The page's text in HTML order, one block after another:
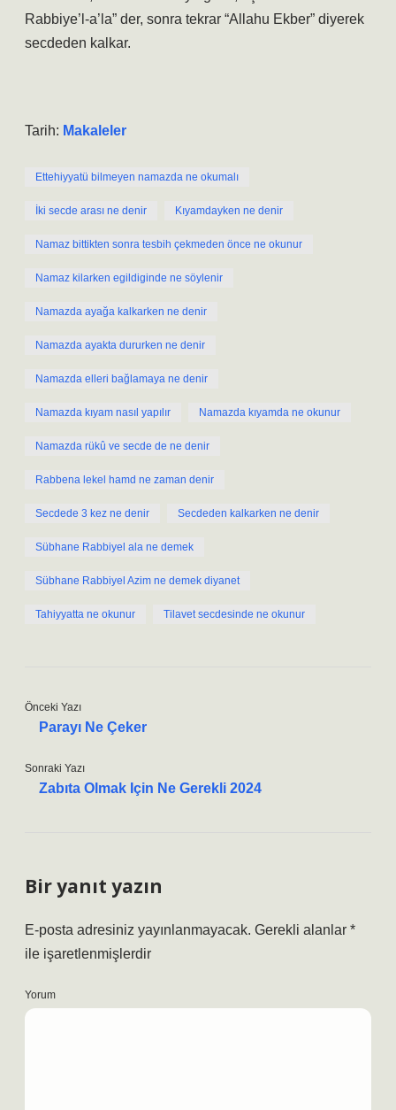
Rabbiye’l-a’la” der, sonra tekrar “Allahu Ekber” diyerek
secdeden kalkar.
Tarih: Makaleler
Ettehiyyatü bilmeyen namazda ne okumalı
İki secde arası ne denir Kıyamdayken ne denir
Namaz bittikten sonra tesbih çekmeden önce ne okunur
Namaz kilarken egildiginde ne söylenir
Namazda ayağa kalkarken ne denir
Namazda ayakta dururken ne denir
Namazda elleri bağlamaya ne denir
Namazda kıyam nasıl yapılır Namazda kıyamda ne okunur
Namazda rükû ve secde de ne denir
Rabbena lekel hamd ne zaman denir
Secdede 3 kez ne denir Secdeden kalkarken ne denir
Sübhane Rabbiyel ala ne demek
Sübhane Rabbiyel Azim ne demek diyanet
Tahiyyatta ne okunur Tilavet secdesinde ne okunur
Önceki Yazı
Parayı Ne Çeker
Sonraki Yazı
Zabıta Olmak Için Ne Gerekli 2024
Bir yanıt yazın
E-posta adresiniz yayınlanmayacak. Gerekli alanlar *
ile işaretlenmişlerdir
Yorum